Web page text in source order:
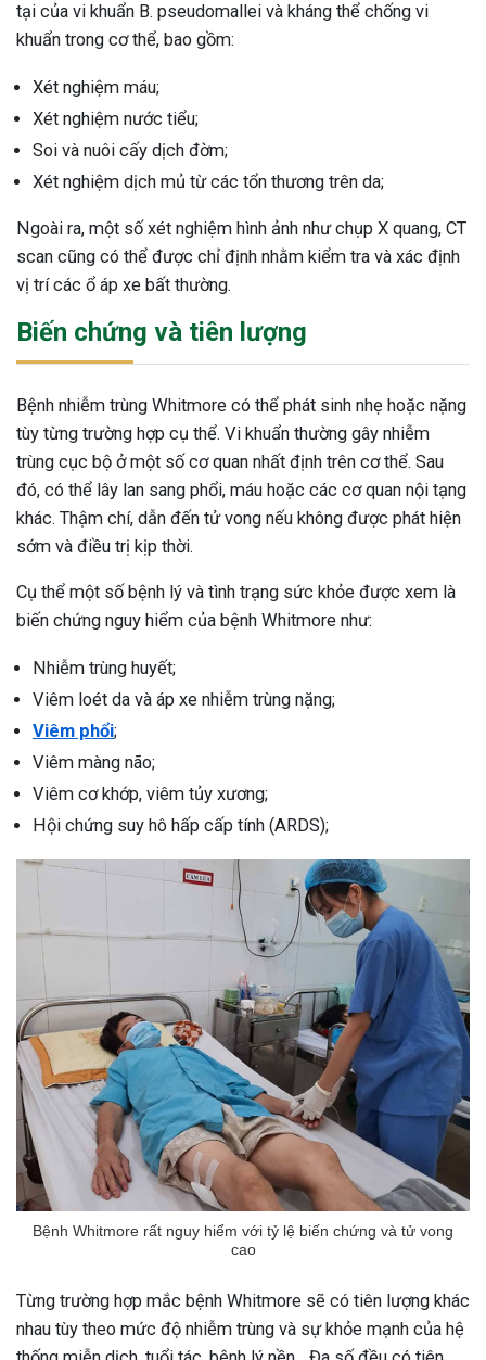
tại của vi khuẩn B. pseudomallei và kháng thể chống vi
khuẩn trong cơ thể, bao gồm:
Xét nghiệm máu;
Xét nghiệm nước tiểu;
Soi và nuôi cấy dịch đờm;
Xét nghiệm dịch mủ từ các tổn thương trên da;
Ngoài ra, một số xét nghiệm hình ảnh như chụp X quang, CT
scan cũng có thể được chỉ định nhằm kiểm tra và xác định
vị trí các ổ áp xe bất thường.
Biến chứng và tiên lượng
Bệnh nhiễm trùng Whitmore có thể phát sinh nhẹ hoặc nặng
tùy từng trường hợp cụ thể. Vi khuẩn thường gây nhiễm
trùng cục bộ ở một số cơ quan nhất định trên cơ thể. Sau
đó, có thể lây lan sang phổi, máu hoặc các cơ quan nội tạng
khác. Thậm chí, dẫn đến tử vong nếu không được phát hiện
sớm và điều trị kịp thời.
Cụ thể một số bệnh lý và tình trạng sức khỏe được xem là
biến chứng nguy hiểm của bệnh Whitmore như:
Nhiễm trùng huyết;
Viêm loét da và áp xe nhiễm trùng nặng;
Viêm phổi;
Viêm màng não;
Viêm cơ khớp, viêm tủy xương;
Hội chứng suy hô hấp cấp tính (ARDS);
Bệnh Whitmore rất nguy hiểm với tỷ lệ biến chứng và tử vong
cao
Từng trường hợp mắc bệnh Whitmore sẽ có tiên lượng khác
nhau tùy theo mức độ nhiễm trùng và sự khỏe mạnh của hệ